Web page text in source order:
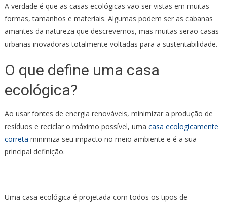
A verdade é que as casas ecológicas vão ser vistas em muitas
formas, tamanhos e materiais. Algumas podem ser as cabanas
amantes da natureza que descrevemos, mas muitas serão casas
urbanas inovadoras totalmente voltadas para a sustentabilidade.
O que define uma casa
ecológica?
Ao usar fontes de energia renováveis, minimizar a produção de
resíduos e reciclar o máximo possível, uma casa ecologicamente
correta minimiza seu impacto no meio ambiente e é a sua
principal definição.
Uma casa ecológica é projetada com todos os tipos de